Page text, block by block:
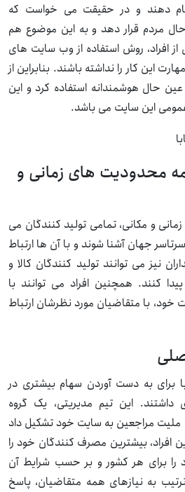
دهند و در حقیقت می خواست که
مردم قرار دهد و به این موضوع هم
افراد، روش استفاده از وب سایت های
این کار را نداشته باشند. بنابراین از
حال هوشمندانه استفاده کرد و این
این سایت می باشد.
محدودیت های زمانی و
و مکانی، تمامی تولید کنندگان می
جهان آشنا شوند و با آن ها ارتباط
نیز می توانند تولید کنندگان کالا و
کنند. همچنین افراد می توانند با
خود، با متقاضیان مورد نظرشان ارتباط
برای به دست آوردن سهام بیشتری در
داشتند. این تیم مدیریتی، یک گروه
مراجعین به سایت خود تشکیل داد
افراد، بیشترین مصرف کنندگان خود را
را برای هر کشور و بر حسب شرایط آن
به نیازهای همه متقاضیان، پاسخ